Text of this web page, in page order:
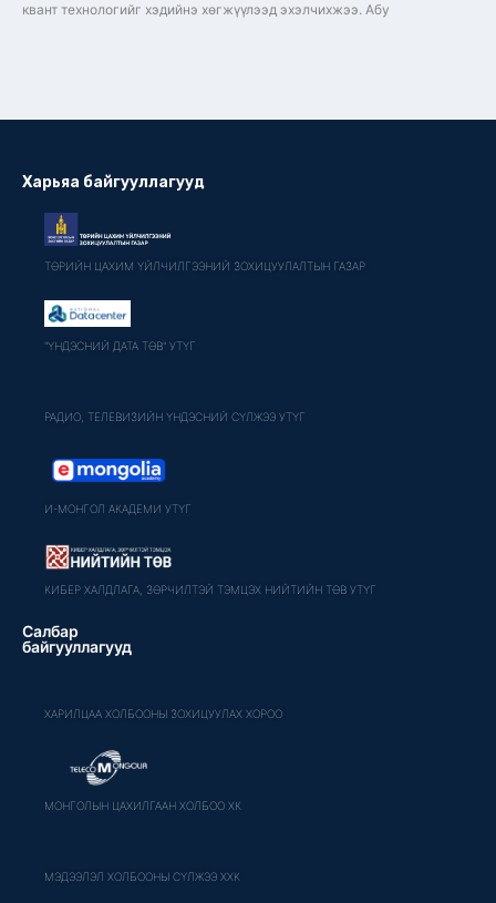
квант технологийг хэдийнэ хөгжүүлээд эхэлчихжээ. Абу
Харьяа байгууллагууд
ТӨРИЙН ЦАХИМ ҮЙЛЧИЛГЭЭНИЙ ЗОХИЦУУЛАЛТЫН ГАЗАР
"ҮНДЭСНИЙ ДАТА ТӨВ" УТҮГ
РАДИО, ТЕЛЕВИЗИЙН ҮНДЭСНИЙ СҮЛЖЭЭ УТҮГ
И-МОНГОЛ АКАДЕМИ УТҮГ
КИБЕР ХАЛДЛАГА, ЗӨРЧИЛТЭЙ ТЭМЦЭХ НИЙТИЙН ТӨВ УТҮГ
Салбар
байгууллагууд
ХАРИЛЦАА ХОЛБООНЫ ЗОХИЦУУЛАХ ХОРОО
МОНГОЛЫН ЦАХИЛГААН ХОЛБОО ХК
МЭДЭЭЛЭЛ ХОЛБООНЫ СҮЛЖЭЭ ХХК